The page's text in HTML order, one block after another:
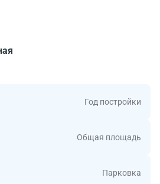
Посмотрите где находится
на карте, и объекты района
м2. В отдельно стоящему
Год постройки
Общая площадь
Парковка